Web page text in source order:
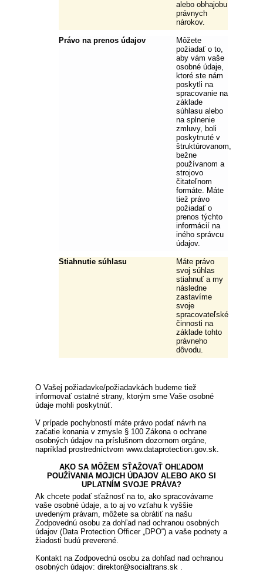
alebo obhajobu
právnych
nárokov.
Právo na prenos údajov
Môžete
požiadať o to,
aby vám vaše
osobné údaje,
ktoré ste nám
poskytli na
spracovanie na
základe
súhlasu alebo
na splnenie
zmluvy, boli
poskytnuté v
štruktúrovanom,
bežne
používanom a
strojovo
čitateľnom
formáte. Máte
tiež právo
požiadať o
prenos týchto
informácií na
iného správcu
údajov.
Stiahnutie súhlasu
Máte právo
svoj súhlas
stiahnuť a my
následne
zastavíme
svoje
spracovateľské
činnosti na
základe tohto
právneho
dôvodu.
O Vašej požiadavke/požiadavkách budeme tiež
informovať ostatné strany, ktorým sme Vaše osobné
údaje mohli poskytnúť.
V prípade pochybností máte právo podať návrh na
začatie konania v zmysle § 100 Zákona o ochrane
osobných údajov na príslušnom dozornom orgáne,
napríklad prostredníctvom www.dataprotection.gov.sk.
AKO SA MÔŽEM SŤAŽOVAŤ OHĽADOM
POUŽÍVANIA MOJICH ÚDAJOV ALEBO AKO SI
UPLATNÍM SVOJE PRÁVA?
Ak chcete podať sťažnosť na to, ako spracovávame
vaše osobné údaje, a to aj vo vzťahu k vyššie
uvedeným právam, môžete sa obrátiť na našu
Zodpovednú osobu za dohľad nad ochranou osobných
údajov (Data Protection Officer „DPO“) a vaše podnety a
žiadosti budú preverené.
Kontakt na Zodpovednú osobu za dohľad nad ochranou
osobných údajov: direktor@socialtrans.sk .